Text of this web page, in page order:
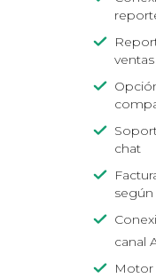
ventas
chat
según
canal
Motor